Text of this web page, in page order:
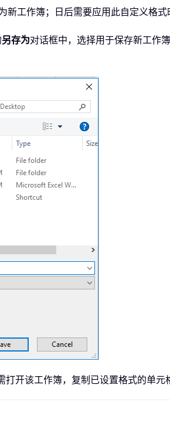
工作簿；日后需要应用此自定义格式
另存为对话框中，选择用于保存新工作
开该工作簿，复制已设置格式的单元